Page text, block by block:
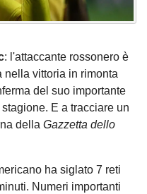
: l'attaccante rossonero è
nella vittoria in rimonta
del suo importante
E a tracciare un
della Gazzetta dello
ha siglato 7 reti
Numeri importanti